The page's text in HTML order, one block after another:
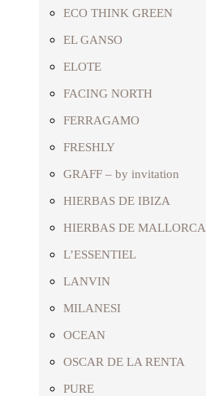
ECO THINK GREEN
EL GANSO
ELOTE
FACING NORTH
FERRAGAMO
FRESHLY
GRAFF – by invitation
HIERBAS DE IBIZA
HIERBAS DE MALLORCA
L’ESSENTIEL
LANVIN
MILANESI
OCEAN
OSCAR DE LA RENTA
PURE